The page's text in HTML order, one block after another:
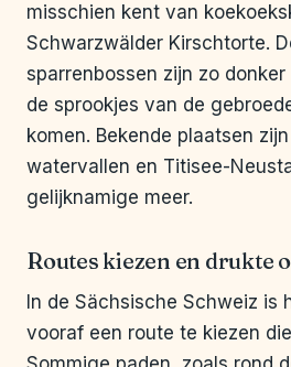
misschien kent van
Schwarzwälder Kirschtorte.
sparrenbossen zijn zo
de sprookjes van de
komen. Bekende plaatsen
watervallen en Titisee-
gelijknamige meer.
Routes kiezen en drukte
In de Sächsische Schweiz is
vooraf een route te kiezen